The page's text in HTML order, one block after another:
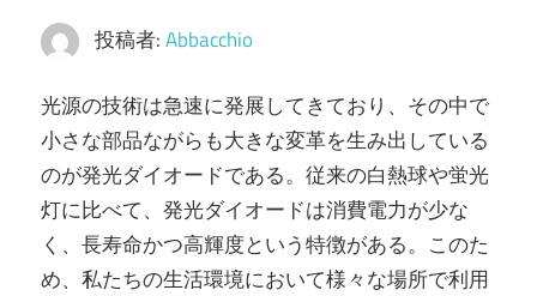
投稿者:Abbacchio
光源の技術は急速に発展してきており、その中で
小さな部品ながらも大きな変革を生み出している
のが発光ダイオードである。 従来の白熱球や蛍光
灯に比べて、発光ダイオードは消費電力が少な
く、長寿命かつ高輝度という特徴がある。このた
め、私たちの生活環境において様々な場所で利用